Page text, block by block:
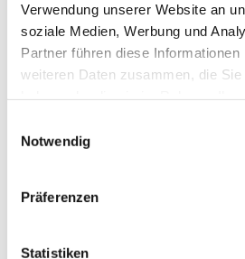
Verwendung unserer Website an
soziale Medien, Werbung und
Partner führen diese
weiteren Daten zusammen, die
Notwendig
Präferenzen
Statistiken